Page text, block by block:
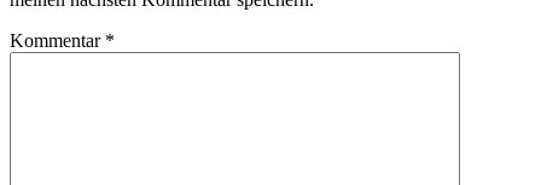
Kommentar *